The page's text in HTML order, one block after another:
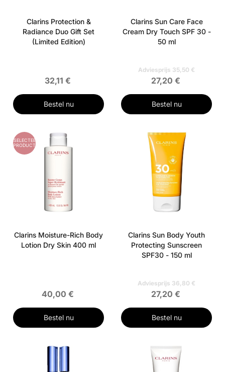
Clarins Protection &
Radiance Duo Gift Set
(Limited Edition)
32,11 €
Bestel nu
Clarins Sun Care Face
Cream Dry Touch SPF 30 -
50 ml
Adviesprijs 35,50 €
27,20 €
Bestel nu
GESELECTEERD
PRODUCT
Clarins Moisture-Rich Body
Lotion Dry Skin 400 ml
40,00 €
Bestel nu
Clarins Sun Body Youth
Protecting Sunscreen
SPF30 - 150 ml
Adviesprijs 36,80 €
27,20 €
Bestel nu